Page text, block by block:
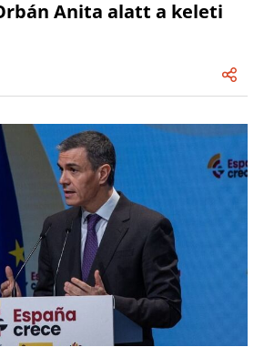
Anita alatt a keleti